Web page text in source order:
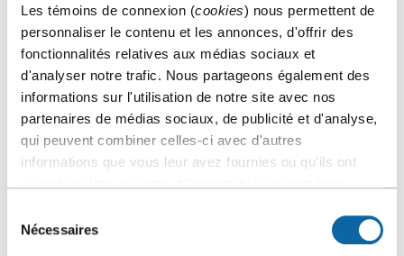
Les témoins de connexion (cookies) nous permettent de
personnaliser le contenu et les annonces, d'offrir des
fonctionnalités relatives aux médias sociaux et
d'analyser notre trafic. Nous partageons également des
informations sur l'utilisation de notre site avec nos
partenaires de médias sociaux, de publicité et d'analyse,
qui peuvent combiner celles-ci avec d'autres
informations que vous leur avez fournies ou qu'ils ont
Nécessaires
COMMUNIQUEZ AVEC NOUS
Vous aimeriez vous aussi attirer et organiser un congrès à
Québec? Vous aimeriez rayonner dans votre milieu et devenir
ambassadeur ou ambassadrice de congrès? Soyez LA
personne d’influence derrière la venue d’un congrès
international à Québec et apprenez-en plus sur
l’accompagnement que notre équipe peut vous offrir!